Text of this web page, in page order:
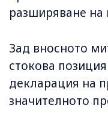
разширяване на
Зад вносното
стокова
декларация на
значителното